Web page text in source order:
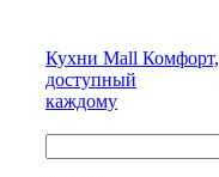
Кухни Mall Комфорт,
доступный
каждому